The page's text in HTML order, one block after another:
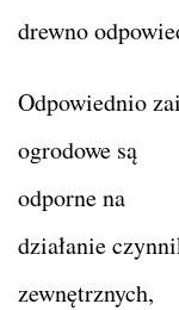
drewno
Odpowiednio
ogrodowe są
odporne na
działanie
zewnętrznych,